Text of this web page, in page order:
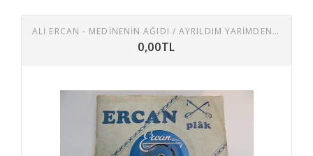
ALİ ERCAN - MEDINENIN AĞIDI / AYRILDIM YARIMDEN BEN
0,00TL